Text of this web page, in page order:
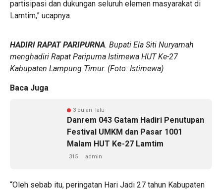
partisipasi dan dukungan seluruh elemen masyarakat di
Lamtim,” ucapnya.
HADIRI RAPAT PARIPURNA. Bupati Ela Siti Nuryamah
menghadiri Rapat Paripurna Istimewa HUT Ke-27
Kabupaten Lampung Timur. (Foto: Istimewa)
Baca Juga
3 bulan lalu
Danrem 043 Gatam Hadiri Penutupan
Festival UMKM dan Pasar 1001
Malam HUT Ke-27 Lamtim
315 admin
“Oleh sebab itu, peringatan Hari Jadi 27 tahun Kabupaten